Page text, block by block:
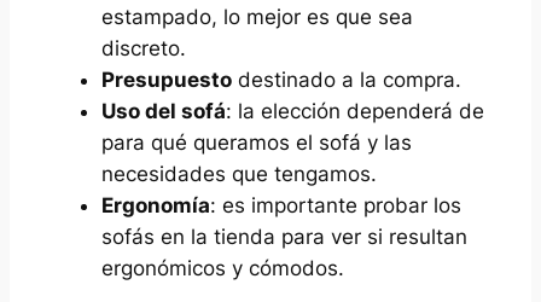
estampado, lo mejor es que sea
discreto.
Presupuestodestinado a la compra.
Uso del sofá: la elección dependerá de
para qué queramos el sofá y las
necesidades que tengamos.
Ergonomía: es importante probar los
sofás en la tienda para ver si resultan
ergonómicos y cómodos.